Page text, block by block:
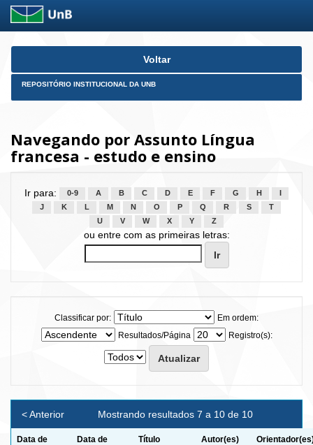
Skip
Voltar
REPOSITÓRIO INSTITUCIONAL DA UNB
Navegando por Assunto Língua
francesa - estudo e ensino
Ir para: 0-9 A B C D E F G H
J
K L M N O P Q R S
T
U
V W X Y Z
ou entre com as primeiras letras:
Classificar por:
Em ordem:
Resultados/Página
Registro(s):
Mostrando resultados 7 a 10 de 10
< Anterior
Data de
Data de
Título Autor(es)